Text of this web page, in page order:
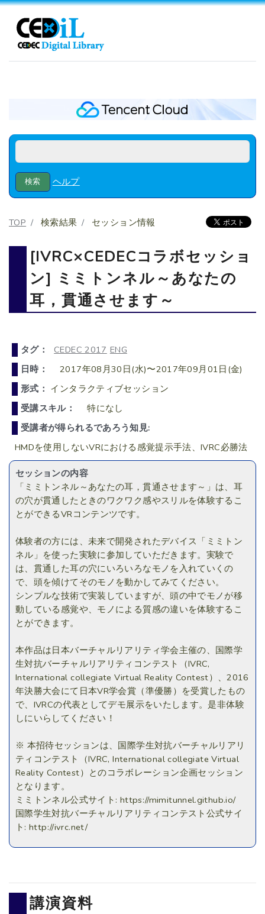
ヘルプ
TOP 検索結果 セッション情報
[IVRC×CEDECコラボセッショ
ン] ミミトンネル～あなたの
耳，貫通させます～
タグ： CEDEC 2017 ENG
日時：
2017年08月30日(水)〜2017年09月01日(金)
形式： インタラクティブセッション
受講スキル：
特になし
受講者が得られるであろう知見:
HMDを使用しないVRにおける感覚提示手法、IVRC必勝法
セッションの内容
「ミミトンネル～あなたの耳，貫通させます～」は、耳
の穴が貫通したときのワクワク感やスリルを体験するこ
とができるVRコンテンツです。
体験者の方には、未来で開発されたデバイス「ミミトン
ネル」を使った実験に参加していただきます。実験で
は、貫通した耳の穴にいろいろなモノを入れていくの
で、頭を傾けてそのモノを動かしてみてください。
シンプルな技術で実装していますが、頭の中でモノが移
動している感覚や、モノによる質感の違いを体験するこ
とができます。
本作品は日本バーチャルリアリティ学会主催の、国際学
生対抗バーチャルリアリティコンテスト（IVRC,
International collegiate Virtual Reality Contest）、2016
年決勝大会にて日本VR学会賞（準優勝）を受賞したもの
で、IVRCの代表としてデモ展示をいたします。是非体験
しにいらしてください！
※ 本招待セッションは、国際学生対抗バーチャルリアリ
ティコンテスト（IVRC, International collegiate Virtual
Reality Contest）とのコラボレーション企画セッション
となります。
ミミトンネル公式サイト: https://mimitunnel.github.io/
国際学生対抗バーチャルリアリティコンテスト公式サイ
ト: http://ivrc.net/
講演資料